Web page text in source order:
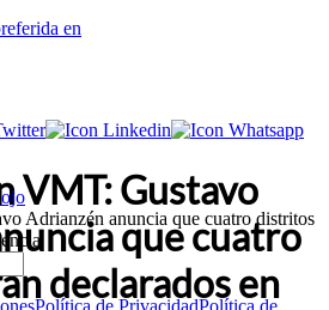
Adrianzén anuncia que cuatro distritos
Política de PrivacidadPolítica de
en
VMT: Gustavo
que cuatro
declarados en